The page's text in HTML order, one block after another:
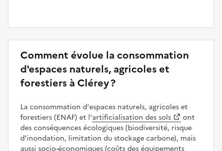
Comment évolue la consommation
d'espaces naturels, agricoles et
forestiers à Clérey ?
La consommation d'espaces naturels, agricoles et
forestiers (ENAF) et l’artificialisation des sols
ont
des conséquences écologiques (biodiversité, risque
d'inondation, limitation du stockage carbone), mais
aussi socio-économiques (coûts des équipements